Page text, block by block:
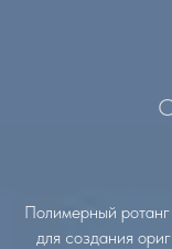
Полимерный
для создания